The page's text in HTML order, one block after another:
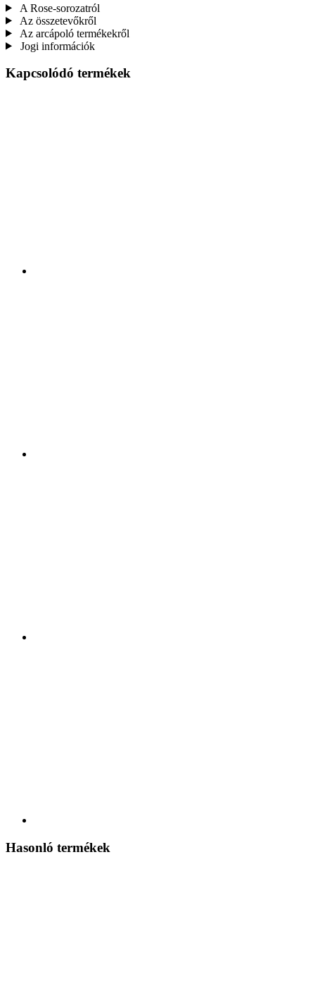
A Rose-sorozatról
Az összetevőkről
Az arcápoló termékekről
Jogi információk
Kapcsolódó termékek
Hasonló termékek